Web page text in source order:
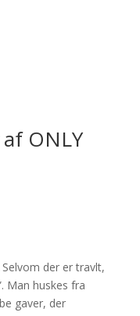
ONLY
Selvom der er travlt,
Man huskes fra
gaver, der